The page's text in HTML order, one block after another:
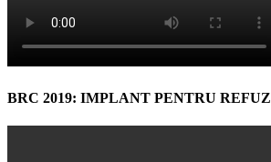
BRC 2019: IMPLANT PENTRU REFUZ